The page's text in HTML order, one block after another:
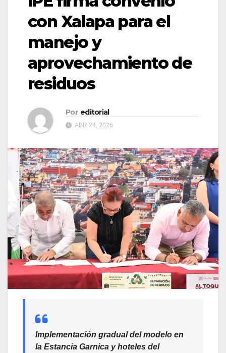
con Xalapa para el
manejo y
aprovechamiento de
residuos
Por editorial
ABR 24, 2026
Implementación gradual del modelo en
la Estancia Garnica y hoteles del